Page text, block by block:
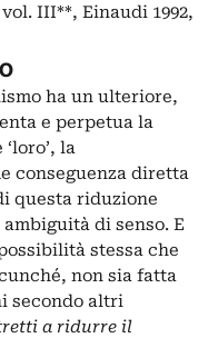
vol. III**, Einaudi 1992,
ha un ulteriore,
e perpetua la
la
conseguenza diretta
questa riduzione
di senso. E
stessa che
non sia fatta
secondo altri
a ridurre il